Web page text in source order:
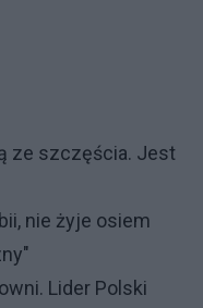
ze szczęścia. Jest
nie żyje osiem
Lider Polski